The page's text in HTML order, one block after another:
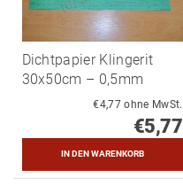
Dichtpapier Klingerit
30x50cm – 0,5mm
€4,77 ohne MwSt.
€5,77